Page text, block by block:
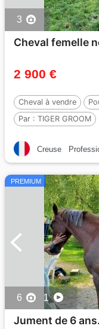
3
Cheval femelle
2 900 €
Cheval à vendre
Par : TIGER GROOM
Creuse
PREMIUM
6 1
Jument de 6